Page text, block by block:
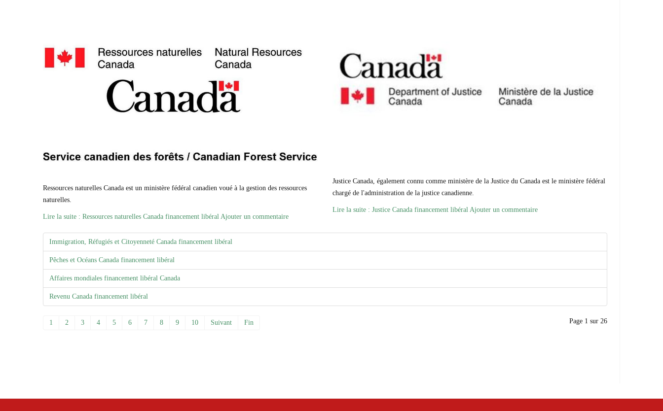
Ressources naturelles Canada est un ministère fédéral canadien voué à la gestion des ressources
naturelles.
Lire la suite : Ressources naturelles Canada financement libéral Ajouter un commentaire
Justice Canada, également connu comme ministère de la Justice du Canada est le ministère fédéral
chargé de l'administration de la justice canadienne.
Lire la suite : Justice Canada financement libéral Ajouter un commentaire
Immigration, Réfugiés et Citoyenneté Canada financement libéral
Pêches et Océans Canada financement libéral
Affaires mondiales financement libéral Canada
Revenu Canada financement libéral
Page 1 sur 26
1 2 3 4 5 6 7 8 9 10 Suivant Fin